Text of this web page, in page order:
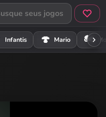
Infantis 🍄 Mario 🏍️